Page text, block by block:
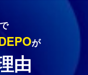
が
由